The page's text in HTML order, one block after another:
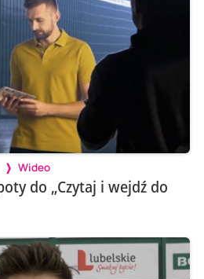
Wideo
do „Czytaj i wejdź do